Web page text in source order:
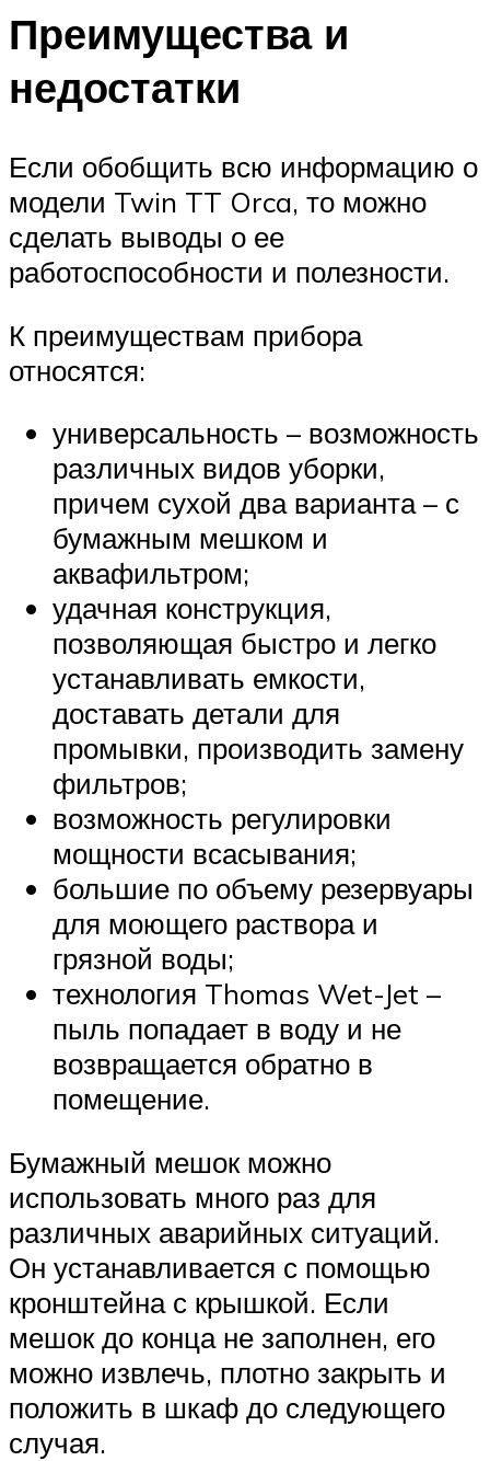
Преимущества и
недостатки
Если обобщить всю информацию о
модели Twin TT Orca, то можно
сделать выводы о ее
работоспособности и полезности.
К преимуществам прибора
относятся:
универсальность – возможность
различных видов уборки,
причем сухой два варианта – с
бумажным мешком и
аквафильтром;
удачная конструкция,
позволяющая быстро и легко
устанавливать емкости,
доставать детали для
промывки, производить замену
фильтров;
возможность регулировки
мощности всасывания;
большие по объему резервуары
для моющего раствора и
грязной воды;
технология Thomas Wet-Jet –
пыль попадает в воду и не
возвращается обратно в
помещение.
Бумажный мешок можно
использовать много раз для
различных аварийных ситуаций.
Он устанавливается с помощью
кронштейна с крышкой. Если
мешок до конца не заполнен, его
можно извлечь, плотно закрыть и
положить в шкаф до следующего
случая.